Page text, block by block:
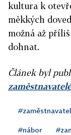
kultura k
měkkých
možná až
dohnat.
Článek byl
zaměstnavatelé
#zaměstnavatel
#nábor